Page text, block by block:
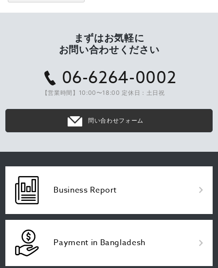
まずはお気軽に
お問い合わせください
06-6264-0002
【営業時間】10:00〜18:00 定休日：土日祝
問い合わせフォーム
Business Report
Payment in Bangladesh